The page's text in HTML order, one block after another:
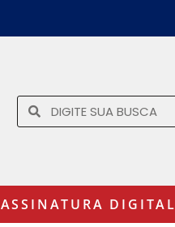
ASSINATURA DIGITAL